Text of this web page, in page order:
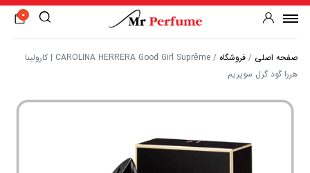
0
صفحه اصلی / فروشگاه /
CAROLINA HERRERA Good Girl Suprême | کارولینا
هررا گود گرل سوپریم